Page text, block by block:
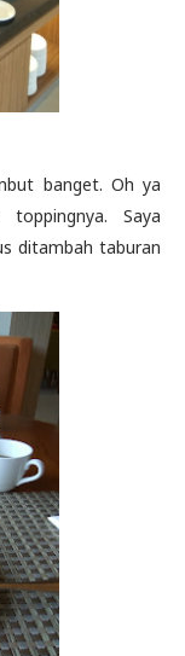
banget. Oh ya
Saya
ditambah taburan